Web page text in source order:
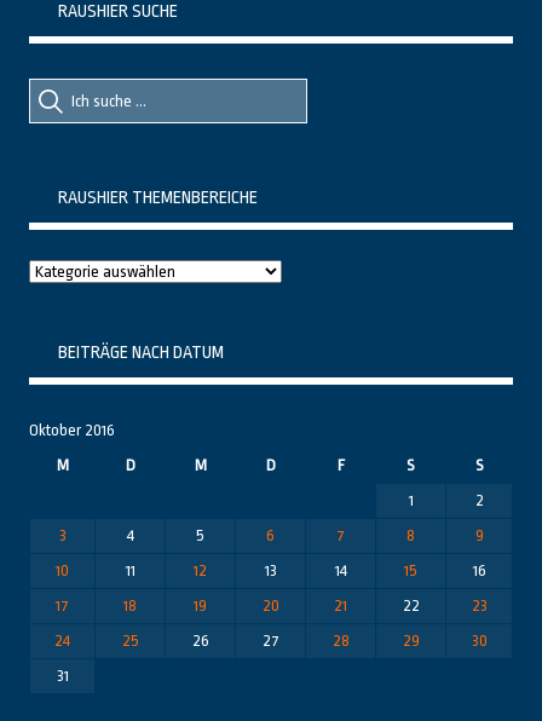
RAUSHIER SUCHE
Suche
nach::
Suche
nach:
RAUSHIER THEMENBEREICHE
Raushier
BEITRÄGE NACH DATUM
Oktober 2016
M
D M D F S
S
1
2
3
4 5 6 7 8
9
10
11 12 13 14 15
16
17
18 19 20 21 22
23
24
25 26 27 28 29
30
31